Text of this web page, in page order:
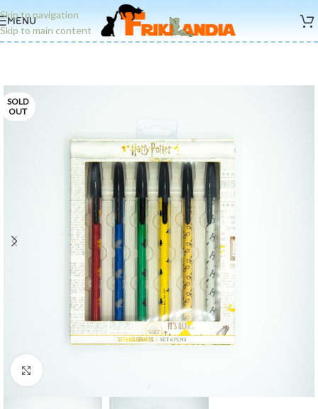
Skip to navigation
Skip to main content
MENU
SOLD
OUT